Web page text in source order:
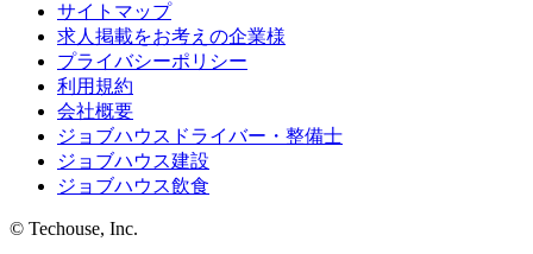
サイトマップ
求人掲載をお考えの企業様
プライバシーポリシー
利用規約
会社概要
ジョブハウスドライバー・整備士
ジョブハウス建設
ジョブハウス飲食
© Techouse, Inc.